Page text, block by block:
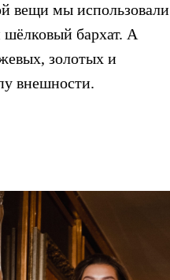
вещи мы использовали
бархат. А
золотых и
внешности.